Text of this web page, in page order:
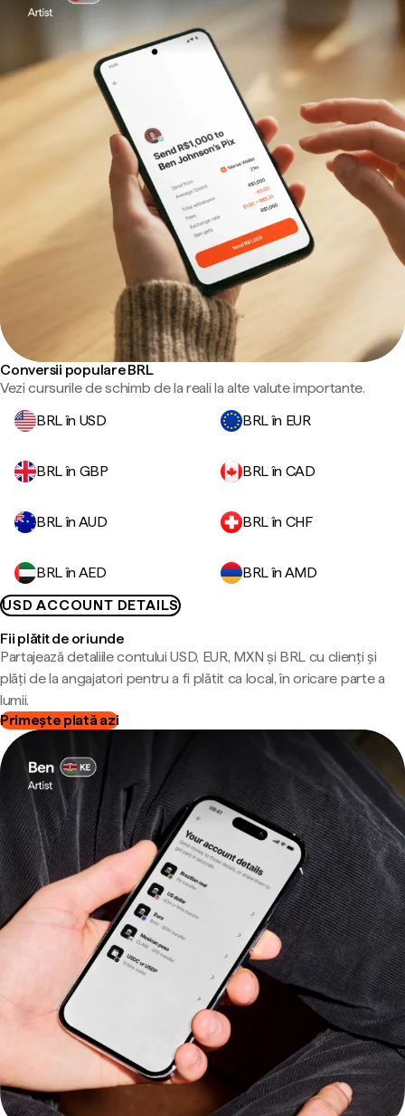
Conversii populare BRL
Vezi cursurile de schimb de la reali la alte valute importante.
BRL în USD
BRL în EUR
BRL în GBP BRL în CAD
BRL în AUD BRL în CHF
BRL în AED
BRL în AMD
USD ACCOUNT DETAILS
Fii plătit de oriunde
Partajează detaliile contului USD, EUR, MXN și BRL cu clienți și
plăți de la angajatori pentru a fi plătit ca local, în oricare parte a
lumii.
Primește plată azi